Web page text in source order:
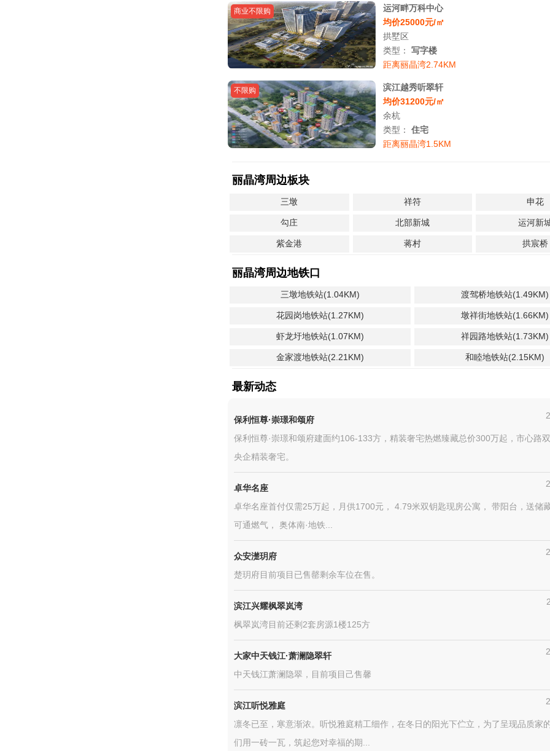
商业不限购
运河畔万科中心
均价25000元/㎡
拱墅区
类型： 写字楼
距离丽晶湾2.74KM
不限购
滨江越秀听翠轩
均价31200元/㎡
余杭
类型： 住宅
距离丽晶湾1.5KM
丽晶湾周边板块
三墩 祥符 申花
勾庄 北部新城 运河新
紫金港 蒋村 拱宸桥
丽晶湾周边地铁口
三墩地铁站(1.04KM) 渡驾桥地铁站(1.49KM)
花园岗地铁站(1.27KM) 墩祥街地铁站(1.66KM)
虾龙圩地铁站(1.07KM) 祥园路地铁站(1.73KM)
金家渡地铁站(2.21KM) 和睦地铁站(2.15KM)
最新动态
保利恒尊·崇璟和颂府
保利恒尊·崇璟和颂府建面约106-133方，精装奢宅热燃臻藏总价300万起，市心路
央企精装奢宅。
卓华名座
卓华名座首付仅需25万起，月供1700元， 4.79米双钥匙现房公寓， 带阳台，送储
可通燃气， 奥体南·地铁...
众安濋玥府
楚玥府目前项目已售罄剩余车位在售。
滨江兴耀枫翠岚湾
枫翠岚湾目前还剩2套房源1楼125方
大家中天钱江·萧澜隐翠轩
中天钱江萧澜隐翠，目前项目己售馨
滨江听悦雅庭
凛冬已至，寒意渐浓。听悦雅庭精工细作，在冬日的阳光下伫立，为了呈现品质家
们用一砖一瓦，筑起您对幸福的期...